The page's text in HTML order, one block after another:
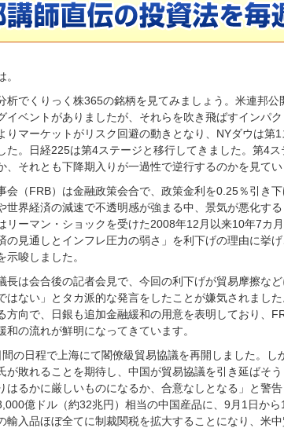
析でくりっく株365の銘柄を見てみましょう。米連邦
イベントがありましたが、それらを吹き飛ばすインパ
りマーケットがリスク回避の動きとなり、NYダウは第
た。日経225は第4ステージと移行してきました。第4
、それとも下降期入りが一過性で逆行するのかを見て
会（FRB）は金融政策会合で、政策金利を0.25％引き
世界経済の減速で不透明感が強まる中、景気が悪化す
リーマン・ショックを受けた2008年12月以来10年7カ
の見通しとインフレ圧力の弱さ」を利下げの理由に挙
示唆しました。
長は会合後の記者会見で、今回の利下げが貿易摩擦な
はない」とタカ派的な発言をしたことが嫌気されまし
方向で、日銀も追加金融緩和の用意を表明しており、
和の流れが鮮明になってきています。
の日程で上海にて閣僚級貿易協議を再開しました。
が敗れることを期待し、中国が貿易協議を引き延ばそ
はるかに厳しいものになるか、合意なしとなる」と警
億ドル（約32兆円）相当の中国産品に、9月1日か
輸入品ほぼ全てに制裁関税を拡大することになり、米